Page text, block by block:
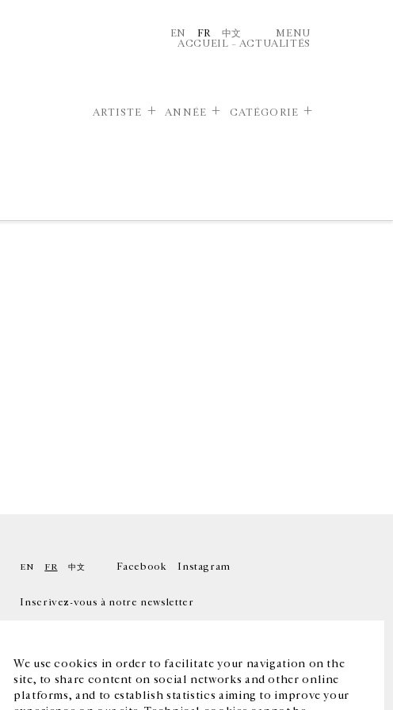
We use cookies in order to facilitate your navigation on the
site, to share content on social networks and other online
platforms, and to establish statistics aiming to improve your
EN FR 中文
MENU
ACCUEIL – ACTUALITÉS
ARTISTE ANNÉE CATÉGORIE
EN FR 中文 Facebook Instagram
Inscrivez-vous à notre newsletter